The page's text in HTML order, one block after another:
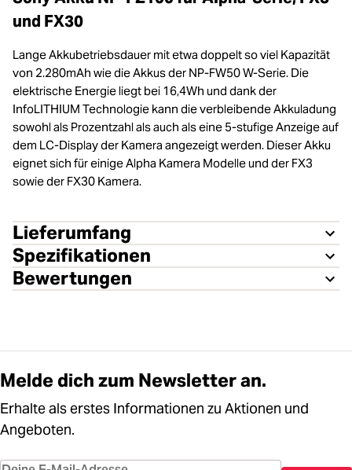
und FX30
Lange Akkubetriebsdauer mit etwa doppelt so viel Kapazität
von 2.280mAh wie die Akkus der NP-FW50 W-Serie. Die
elektrische Energie liegt bei 16,4Wh und dank der
InfoLITHIUM Technologie kann die verbleibende Akkuladung
sowohl als Prozentzahl als auch als eine 5-stufige Anzeige auf
dem LC-Display der Kamera angezeigt werden. Dieser Akku
eignet sich für einige Alpha Kamera Modelle und der FX3
sowie der FX30 Kamera.
Lieferumfang
Spezifikationen
Bewertungen
Melde dich zum Newsletter an.
Erhalte als erstes Informationen zu Aktionen und
Angeboten.